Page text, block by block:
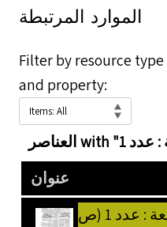
الموارد المرتبطة
Filter by resource type
and property:
عنوان
الطليعة : عدد 1 (ص